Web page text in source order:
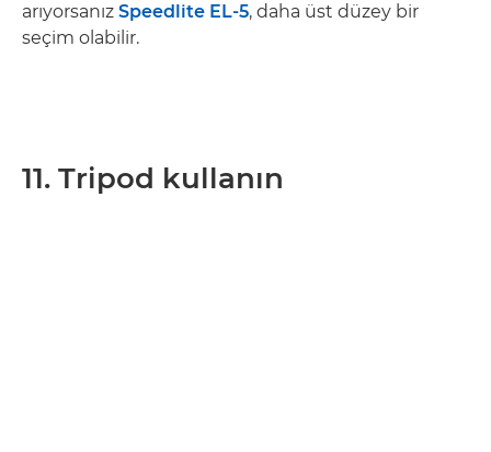
arıyorsanız Speedlite EL-5, daha üst düzey bir
seçim olabilir.
11. Tripod kullanın